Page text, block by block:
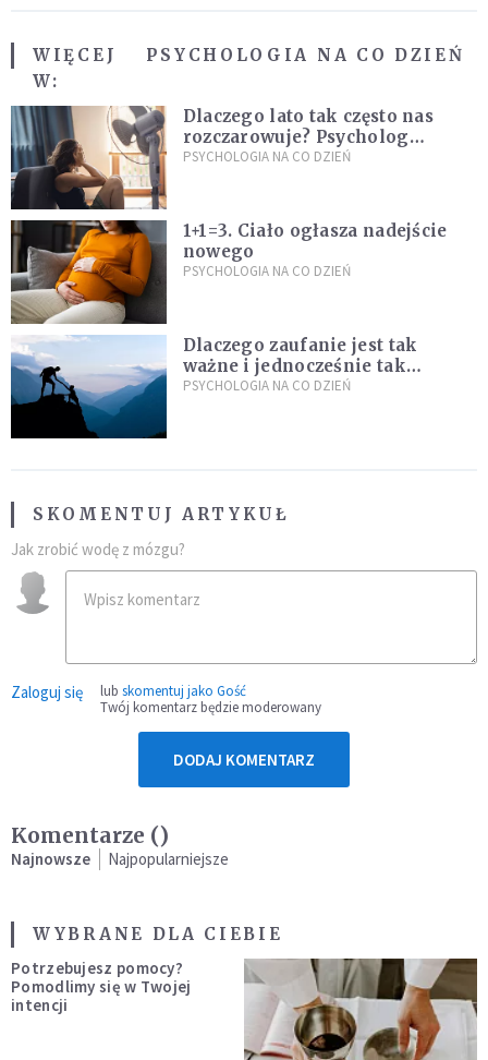
WIĘCEJ
W:
PSYCHOLOGIA NA CO DZIEŃ
Dlaczego lato tak często nas
rozczarowuje? Psycholog
wyjaśnia, skąd bierze się presja
PSYCHOLOGIA NA CO DZIEŃ
1+1=3. Ciało ogłasza nadejście
nowego
PSYCHOLOGIA NA CO DZIEŃ
Dlaczego zaufanie jest tak
ważne i jednocześnie tak
trudne?
PSYCHOLOGIA NA CO DZIEŃ
SKOMENTUJ ARTYKUŁ
Jak zrobić wodę z mózgu?
Zaloguj się lub skomentuj jako Gość
Twój komentarz będzie moderowany
DODAJ KOMENTARZ
Komentarze ()
Najnowsze Najpopularniejsze
WYBRANE DLA CIEBIE
Potrzebujesz pomocy?
Pomodlimy się w Twojej
intencji